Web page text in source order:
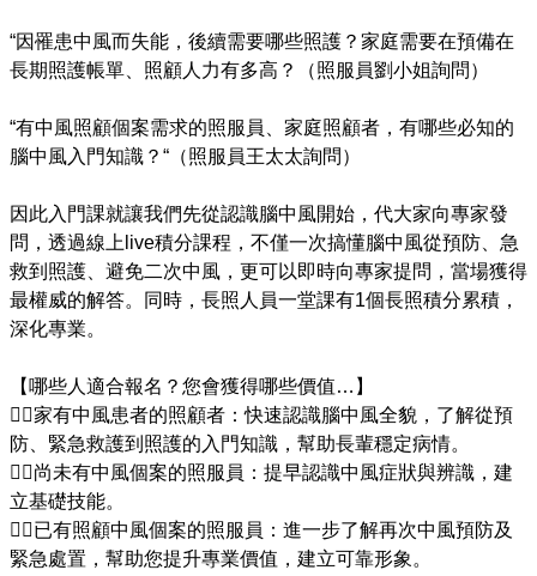
“因罹患中風而失能，後續需要哪些照護？家庭需要在預備在
長期照護帳單、照顧人力有多高？（照服員劉小姐詢問）
“有中風照顧個案需求的照服員、家庭照顧者，有哪些必知的
腦中風入門知識？“（照服員王太太詢問）
因此入門課就讓我們先從認識腦中風開始，代大家向專家發
問，透過線上live積分課程，不僅一次搞懂腦中風從預防、急
救到照護、避免二次中風，更可以即時向專家提問，當場獲得
最權威的解答。同時，長照人員一堂課有1個長照積分累積，
深化專業。
【哪些人適合報名？您會獲得哪些價值…】
🙋‍♂️家有中風患者的照顧者：快速認識腦中風全貌，了解從預
防、緊急救護到照護的入門知識，幫助長輩穩定病情。
🙋‍♂️尚未有中風個案的照服員：提早認識中風症狀與辨識，建
立基礎技能。
🙋‍♂️已有照顧中風個案的照服員：進一步了解再次中風預防及
緊急處置，幫助您提升專業價值，建立可靠形象。